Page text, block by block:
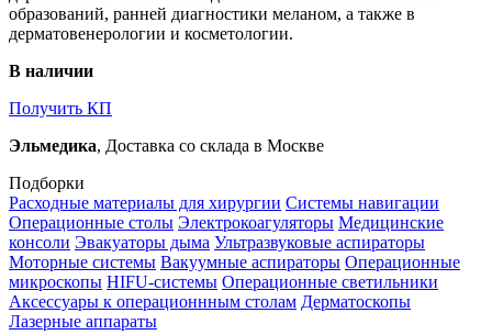
образований, ранней диагностики меланом, а также в
дерматовенерологии и косметологии.
В наличии
Получить КП
Эльмедика, Доставка со склада в Москве
Подборки
Расходные материалы для хирургии Системы навигации
Операционные столы Электрокоагуляторы Медицинские
консоли Эвакуаторы дыма Ультразвуковые аспираторы
Моторные системы Вакуумные аспираторы Операционные
микроскопы HIFU-системы Операционные светильники
Аксессуары к операционнным столам Дерматоскопы
Лазерные аппараты